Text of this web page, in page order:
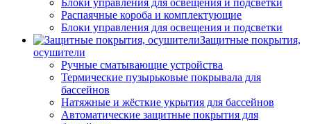
Блоки управления для освещения и подсветки
Распаячные короба и комплектующие
Блоки управления для освещения и подсветки
Защитные покрытия,
осушители
Ручные сматывающие устройства
Термические пузырьковые покрывала для
бассейнов
Натяжные и жёсткие укрытия для бассейнов
Автоматические защитные покрытия для